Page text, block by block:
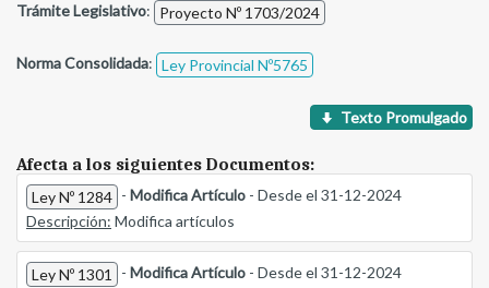
Trámite Legislativo: Proyecto Nº 1703/2024
Norma Consolidada: Ley Provincial Nº5765
Texto Promulgado
Afecta a los siguientes Documentos:
Ley Nº 1284 - Modifica Artículo - Desde el 31-12-2024
Descripción: Modifica artículos
Ley Nº 1301 - Modifica Artículo - Desde el 31-12-2024